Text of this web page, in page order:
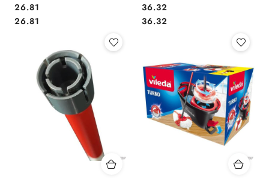
Cena:
26.81
Cena:
26.81
Cena:
36.32
Cena:
36.32